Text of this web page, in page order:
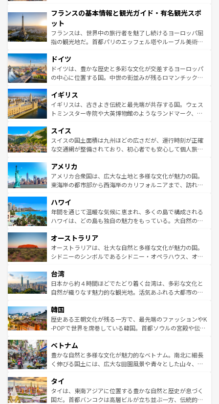
ませてくれるイタリアで、忘れられない旅をしてみよう！
なお、新着のイタリア情報は
しい。
文化が根付くこの国では、情熱的なフラメンコ、熱気あふ
れる闘牛、そして美味しいタパスが生活の一部となってい
る。首都マドリードの洗練された雰囲気や、バルセロナの
アートに溢れた街角から、地方では古代ローマ遺跡や中世
せる。地方によって風土や気候が異なるスペインはその個
性で訪れる人を魅了する。 なお、新着のスペイン情報は コ
ンテンツ一覧を参照してほしい。
フランスの基本情報と観光ガイド・有名観光スポ
ット
フランスは、世界中の旅行者を魅了し続けるヨーロッパ屈
指の観光地だ。首都パリのエッフェル塔やルーブル美術館
で、幅広い魅力が詰まっている。華麗な宮殿、歴史的な大
聖堂、美しいビーチ、そして豊かな自然が、訪れる者を心
から魅了する。また、フランスは美食の国としても知ら
いる。シャンパンの発祥地であるランス、プロヴァンスの
香り高いラベンダー畑など、多彩な楽しみ方が可能だ。さ
らに、パリ以外の地域にも魅力が溢れており、どの街角に
れる地方に足を運ぶとそれぞれで全く異なる文化を体験で
きるだろう。 なお、新着のフランス情報はコンテンツ一覧
を参照してほしい。
ドイツ
ドイツは、豊かな歴史と多彩な文化が交差するヨーロッパ
の中心に位置する国。中世の街並みが残るロマンチック街
顔を持つこの国は、どこを歩いても飽きることがない。ベ
ルリンの文化的活気、バイエルン州のアルプスの絶景、そ
してライン川沿いのワイン畑といった風景は必見。ビール
は、お酒好きな人にはぜひ体験してほしい。 なお、新着の
ドイツ情報はコンテンツ一覧を参照してほしい。
イギリス
イギリスは、古きよき伝統と最先端が共存する国。ウェス
トミンスター寺院や大英博物館のようなランドマーク、歴
リアごとに異なる魅力がある。また、優雅なアフタヌーン
ティー、ビール好きにはたまらない英国パブ、サッカー観
戦など、本場だからこそできる体験も豊富。イギリスを旅
ンツ一覧を参照してほしい。
スイス
スイスの国土面積は九州ほどの広さだが、運行時刻が正確
な交通網が整備されており、初心者でも安心して個人旅行
の建物がそのまま残る町や、スイスならではのユニークな
博物館もあり、アルプス観光だけでなく町歩きも満喫する
ことができる。国民の所得が高いため物価も高いが、旅行
ば市内交通費無料で観光を楽しむこともできる。 なお、新
着のスイス情報はコンテンツ一覧 を参照してほしい。
アメリカ
アメリカ合衆国は、広大な土地と多様な文化が魅力の国。
東海岸の都市部から西海岸のカリフォルニアまで、訪れる
のような巨大都市は、観光、ショッピング、エンターテイ
ンメントが詰まった刺激的なスポットだ。一方、アメリカ
西部には大自然が広がり、グランドキャニオンやイエロー
部のニューオーリンズでは、音楽と美食が融合した独特の
文化が魅力。旅行者はアメリカの各地域で異なる魅力を楽
しみながら、その多様性と豊かな歴史を感じることができ
ならではの贅沢な旅のスタイルだ。 なお、新着のアメリカ
情報はコンテンツ一覧を参照してほしい。
ハワイ
年間を通じて温暖な気候に恵まれ、多くの島で構成される
ハワイは、どの島も独自の魅力をもっている。大自然の神
ワイ島は見逃せない。また、定番の観光地といえばオアフ
島だが、静かな自然を求めるならマウイ島やカウアイ島が
おすすめ。エメラルドグリーンに輝く海をはじめ、豊かな
れるおもてなしの心で訪れる人々を迎えてくれるハワイの
人々、おいしいローカルフードやハワイアンミュージッ
ク、伝統的なフラダンスなど、すべてがハワイの魅力を彩
ワイを、存分に味わってほしい。 なお、新着のハワイ情報
はコンテンツ一覧を参照してほしい。
オーストラリア
オーストラリアは、壮大な自然と多様な文化が魅力の国。
シドニーのシンボルであるシドニー・オペラハウス、オー
リアリーフや大陸中央部にそびえるウルル（エアーズロッ
ク）、タスマニアの美しい原生林やケアンズの熱帯雨林な
ど、見どころがたくさん。また、カフェやワイン、オージ
いる。アクティビティも充実しており、サーフィンやダイ
ビング、ハイキングなど、アウトドア好きにはたまらな
い。オーストラリアの多彩な魅力を存分に味わいつくそ
参照してほしい。
台湾
日本から約４時間ほどでたどり着く台湾は、多彩な文化と
自然が織りなす魅力的な観光地。活気あふれる大都市の台
ン）、静ひつな山岳地帯である台湾東部など、都市の喧騒
と山間の静けさが共存しており、訪れる人に新しい発見と
驚きをもたらしてくれる。また、奥深い台湾の食文化も魅
容にもいいと評判のスイーツなど、バラエティ豊かな料理
が味わえる。 なお、新着の台湾情報は コンテンツ一覧を参
照してほしい。
韓国
歴史ある王朝文化が残る一方で、最先端のファッションやK
-POPで世界を席巻している韓国。首都ソウルの宮殿や伝統
き、地方に足を延ばせば四季折々の自然美を楽しむことが
できる。そして、キムチや焼肉、絶品のストリートフード
まで、さまざまな韓国料理が待っている。夜には、韓国な
リティに包まれながら、韓国の多彩な魅力を心ゆくまで味
わってみてほしい。 なお、新着の韓国情報はコンテンツ一
覧を参照してほしい。
ベトナム
豊かな自然と多様な文化が魅力的なベトナム。南北に細長
く伸びる国土には、広大な田園風景や青々とした山々、世
急速な発展と共に伝統が息づく。ハノイの古い町並みやホ
ーチミン市のフランス統治時代の建物も、独特の雰囲気を
醸し出している。また、バラエティの豊かさとおいしさで
タイ
タイは、東南アジアに位置する豊かな自然と歴史が息づく
国だ。首都バンコクは高層ビルが立ち並ぶ一方、伝統的な